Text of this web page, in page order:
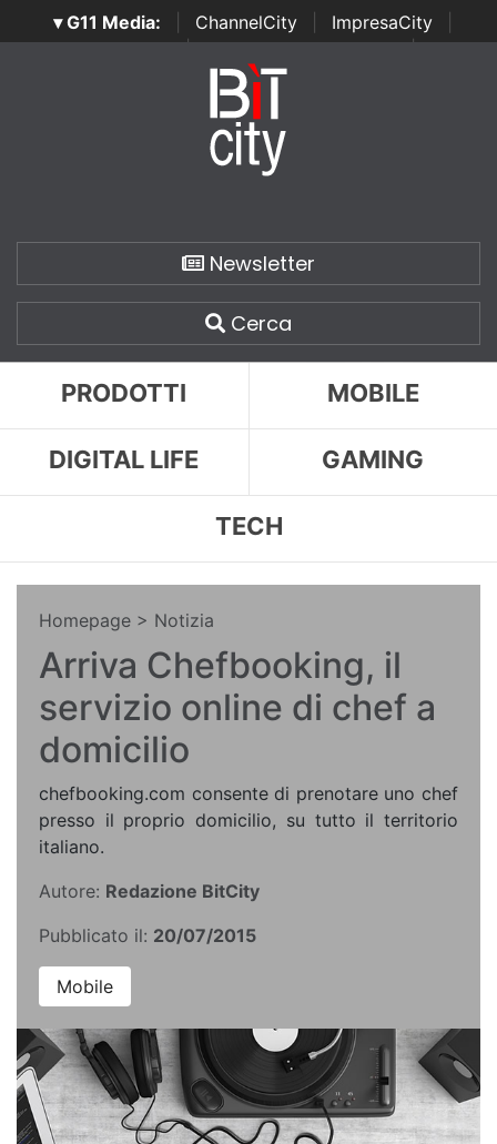
▾ G11 Media: ChannelCity ImpresaCity
SecurityOpenLab | Italian Channel Awards | Italian
Italian Security Awards
Newsletter
Cerca
PRODOTTI MOBILE
DIGITAL LIFE GAMING
TECH
Homepage > Notizia
Arriva Chefbooking, il
servizio online di chef a
domicilio
chefbooking.com consente di prenotare uno chef
presso il proprio domicilio, su tutto il territorio
italiano.
Autore: Redazione BitCity
Pubblicato il: 20/07/2015
Mobile